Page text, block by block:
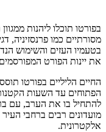
בפורטו תוכלו ליהנות
מסורתיים כמו פרנסזיניה,
בטעמיו העזים והשימוש
את יינות הפורט
החיים הליליים בפורטו
הפתוחים עד השעות
להתחיל בו את הערב, עם
מועדונים רבים ברחבי
אלקטרונית.